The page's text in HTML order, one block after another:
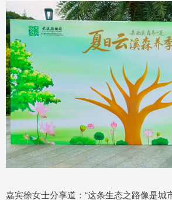
嘉宾徐女士分享道：“这条生态之路像是城